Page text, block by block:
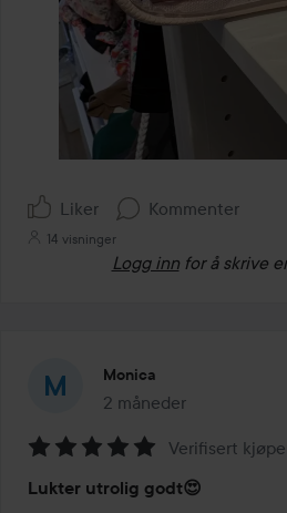
Liker Kommenter
14 visninger
Logg inn for å skrive
Monica
2 måneder
Innlegget ble opprettet
5
Verifisert
Lukter utrolig godt😍